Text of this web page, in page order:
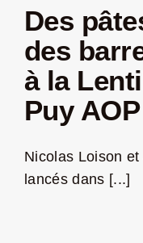
Des
des
à la
Puy AOP
Nicolas Loison
lancés dans [...]